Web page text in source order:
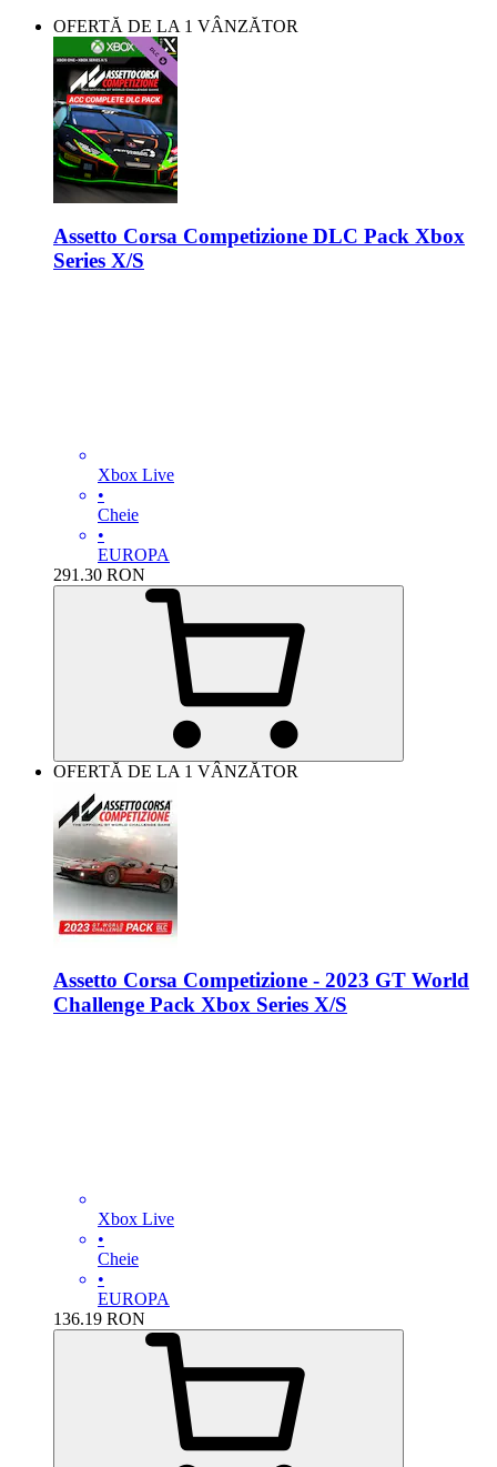
OFERTĂ DE LA 1 VÂNZĂTOR
Assetto Corsa Competizione DLC Pack Xbox
Series X/S
Xbox Live
•
Cheie
•
EUROPA
291.30 RON
OFERTĂ DE LA 1 VÂNZĂTOR
Assetto Corsa Competizione - 2023 GT World
Challenge Pack Xbox Series X/S
Xbox Live
•
Cheie
•
EUROPA
136.19 RON